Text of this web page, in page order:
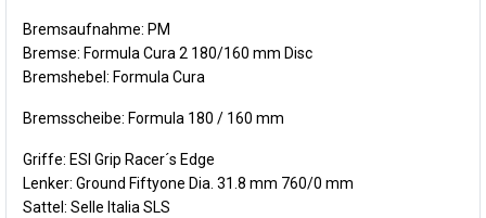
Bremsaufnahme: PM
Bremse: Formula Cura 2 180/160 mm Disc
Bremshebel: Formula Cura
Bremsscheibe: Formula 180 / 160 mm
Griffe: ESI Grip Racer´s Edge
Lenker: Ground Fiftyone Dia. 31.8 mm 760/0 mm
Sattel: Selle Italia SLS